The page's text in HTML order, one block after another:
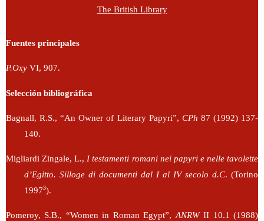
The British Library
Fuentes principales
P.Oxy VI, 907.
Selección bibliográfica
Bagnall, R.S., “An Owner of Literary Papyri”, CPh 87 (1992) 137-
140.
Migliardi Zingale, L., I testamenti romani nei papyri e nelle tavolette
d’Egitto. Silloge di documenti dal I al IV secolo d.C. (Torino
19973).
Pomeroy, S.B., “Women in Roman Egypt”,ANRWII 10.1 (1988)